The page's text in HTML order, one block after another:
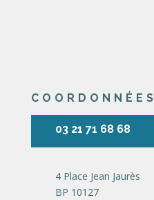
COORDONNÉES
03 21 71 68 68
4 Place Jean Jaurès
BP 10127